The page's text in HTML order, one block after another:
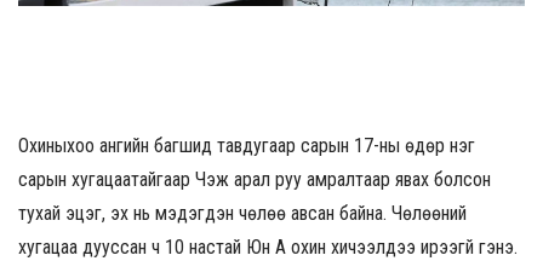
Охиныхоо ангийн багшид тавдугаар сарын 17-ны өдөр нэг
сарын хугацаатайгаар Чэжү арал руу амралтаар явах болсон
тухай эцэг, эх нь мэдэгдэн чөлөө авсан байна. Чөлөөний
хугацаа дууссан ч 10 настай Юн А охин хичээлдээ ирээгүй гэнэ.